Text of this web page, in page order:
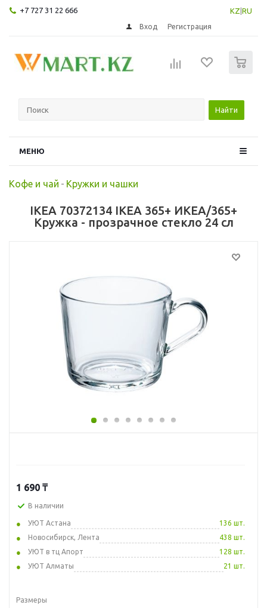
+7 727 31 22 666 KZ RU
Вход Регистрация
Найти
МЕНЮ
Кофе и чай - Кружки и чашки
IKEA 70372134 IKEA 365+ ИКЕА/365+
Кружка - прозрачное стекло 24 сл
1 690 ₸
В наличии
УЮТ Астана
136 шт.
Новосибирск, Лента
438 шт.
УЮТ в тц Апорт
128 шт.
УЮТ Алматы
21 шт.
Размеры